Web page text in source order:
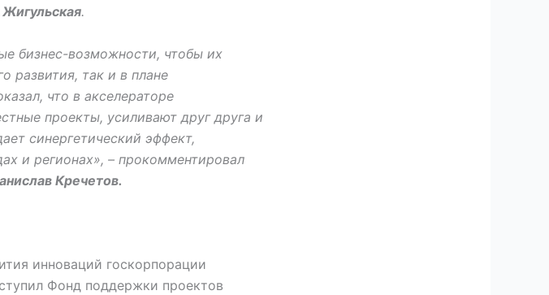
.
бизнес-возможности, чтобы их
развития, так и в плане
что в акселераторе
проекты, усиливают друг друга и
синергетический эффект,
и регионах», – прокомментировал
Кречетов.
инноваций госкорпорации
Фонд поддержки проектов